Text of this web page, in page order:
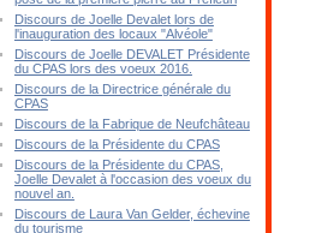
Discours de Joelle Devalet lors de
l'inauguration des locaux "Alvéole"
Discours de Joelle DEVALET Présidente
du CPAS lors des voeux 2016.
Discours de la Directrice générale du
CPAS
Discours de la Fabrique de Neufchâteau
Discours de la Présidente du CPAS
Discours de la Présidente du CPAS,
Joelle Devalet à l'occasion des voeux du
nouvel an.
Discours de Laura Van Gelder, échevine
du tourisme